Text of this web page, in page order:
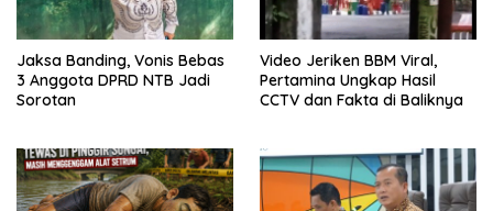
Jaksa Banding, Vonis Bebas
3 Anggota DPRD NTB Jadi
Sorotan
Video Jeriken BBM Viral,
Pertamina Ungkap Hasil
CCTV dan Fakta di Baliknya